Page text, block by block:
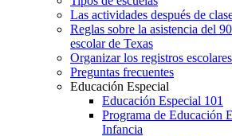
Las actividades después de
Reglas sobre la asistencia del
escolar de Texas
Organizar los registros escolares
Preguntas frecuentes
Educación Especial
Educación Especial 101
Programa de Educación
Infancia